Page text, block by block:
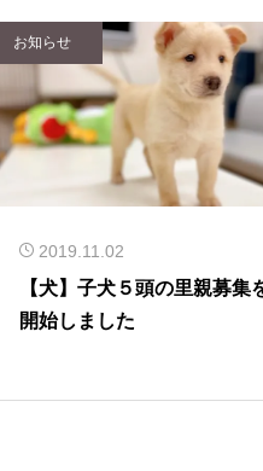
お知らせ
2019.11.02
【犬】子犬５頭の里親募集
開始しました